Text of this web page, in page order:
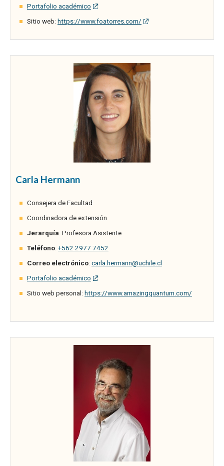
Portafolio académico
Sitio web: https://www.foatorres.com/
Carla Hermann
Consejera de Facultad
Coordinadora de extensión
Jerarquía: Profesora Asistente
Teléfono: +562 2977 7452
Correo electrónico: carla.hermann@uchile.cl
Portafolio académico
Sitio web personal: https://www.amazingquantum.com/